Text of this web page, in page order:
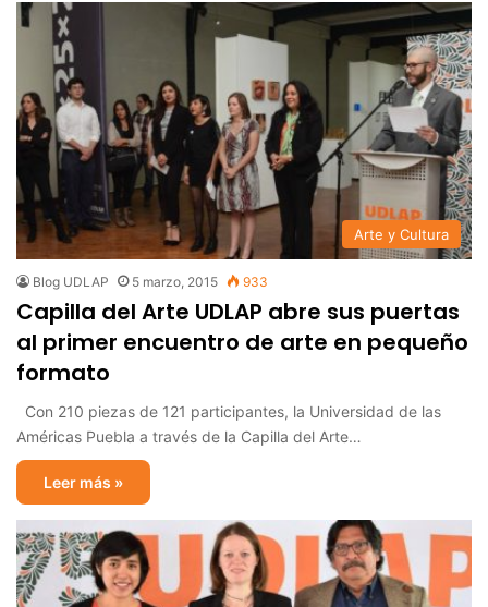
Arte y Cultura
Blog UDLAP 5 marzo, 2015 933
Capilla del Arte UDLAP abre sus puertas
al primer encuentro de arte en pequeño
formato
Con 210 piezas de 121 participantes, la Universidad de las
Américas Puebla a través de la Capilla del Arte…
Leer más »